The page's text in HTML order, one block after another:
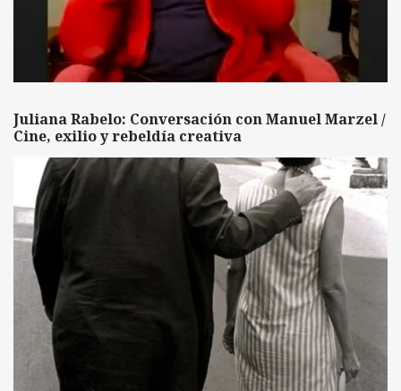
Juliana Rabelo: Conversación con Manuel Marzel /
Cine, exilio y rebeldía creativa